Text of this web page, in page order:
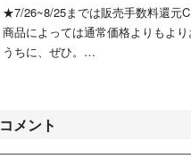
★7/26~8/25までは販売手数料還元
商品によっては通常価格よりもよ
うちに、ぜひ。
※※重要※※
毎月の販売手数料の兼ね合いで受
コメント